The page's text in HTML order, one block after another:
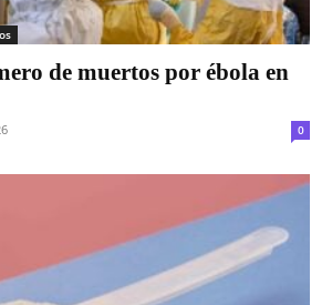
de muertos por ébola en
0